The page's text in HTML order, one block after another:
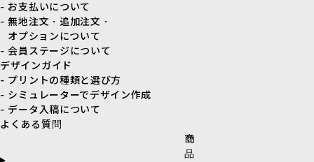
- お支払いについて
- 無地注文・追加注文・
オプションについて
- 会員ステージについて
デザインガイド
- プリントの種類と選び方
- シミュレーターでデザイン作成
- データ入稿について
よくある質問
商
品